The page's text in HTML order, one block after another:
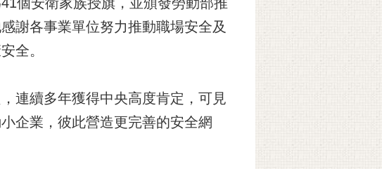
謝各事業單位努力推動職場安全及
全。
連續多年獲得中央高度肯定，可見
企業，彼此營造更完善的安全網